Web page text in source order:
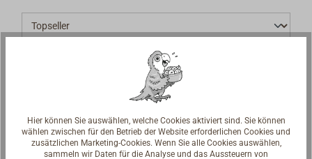
Hier können Sie auswählen, welche Cookies aktiviert sind. Sie können
wählen zwischen für den Betrieb der Website erforderlichen Cookies und
zusätzlichen Marketing-Cookies. Wenn Sie alle Cookies auswählen,
sammeln wir Daten für die Analyse und das Aussteuern von